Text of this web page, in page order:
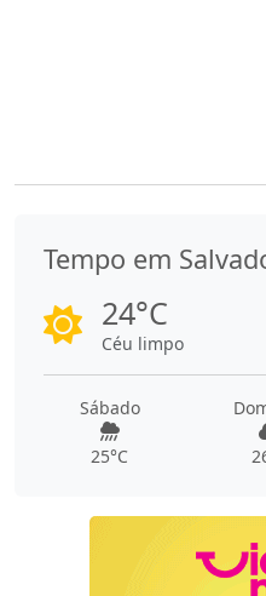
Tempo em
24°C
Céu limpo
Sábado
25°C